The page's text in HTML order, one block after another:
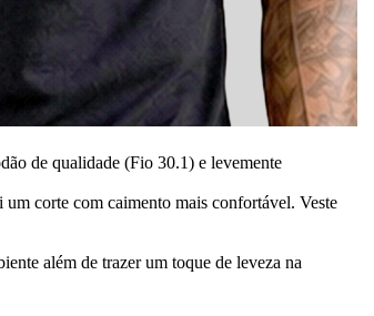
de qualidade (Fio 30.1) e levemente
corte com caimento mais confortável. Veste
além de trazer um toque de leveza na